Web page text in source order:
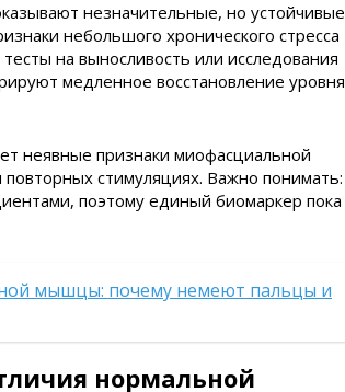
незначительные, но устойчивые
небольшого хронического стресса
на выносливость или исследования
медленное восстановление уровня
неявные признаки миофасциальной
стимуляциях. Важно понимать:
поэтому единый биомаркер пока
мышцы: почему немеют пальцы и
нормальной